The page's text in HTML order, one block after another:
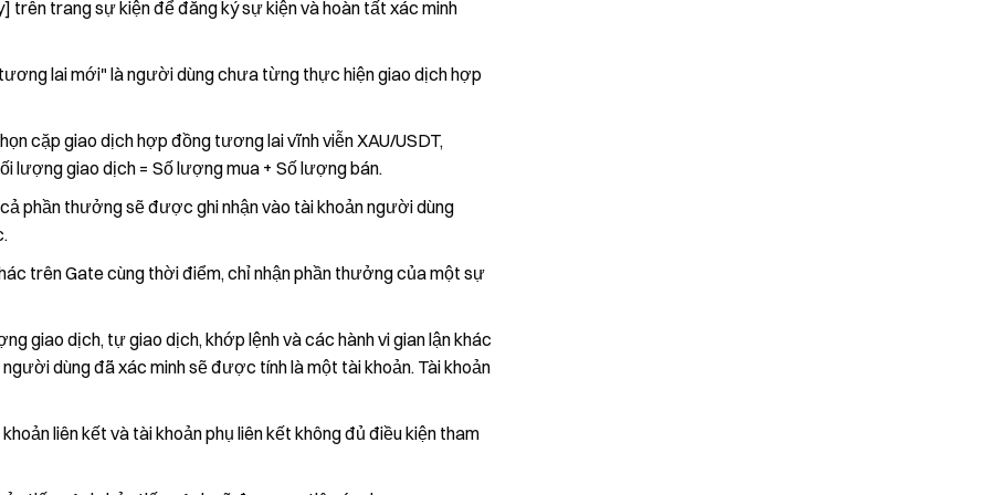
trên trang sự kiện để đăng ký sự kiện và hoàn tất xác minh
lai mới" là người dùng chưa từng thực hiện giao dịch hợp
cặp giao dịch hợp đồng tương lai vĩnh viễn XAU/USDT,
lượng giao dịch = Số lượng mua + Số lượng bán.
phần thưởng sẽ được ghi nhận vào tài khoản người dùng
trên Gate cùng thời điểm, chỉ nhận phần thưởng của một sự
giao dịch, tự giao dịch, khớp lệnh và các hành vi gian lận khác
dùng đã xác minh sẽ được tính là một tài khoản. Tài khoản
liên kết và tài khoản phụ liên kết không đủ điều kiện tham